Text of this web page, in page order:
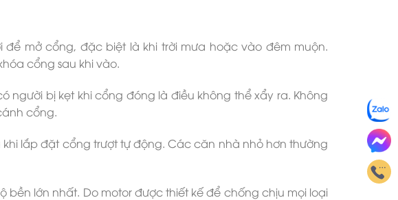
mở cổng, đặc biệt là khi trời mưa hoặc vào đêm muộn.
cổng sau khi vào.
bị kẹt khi cổng đóng là điều không thể xẩy ra. Không
cổng.
lắp đặt cổng trượt tự động. Các căn nhà nhỏ hơn thường
lớn nhất. Do motor được thiết kế để chống chịu mọi loại